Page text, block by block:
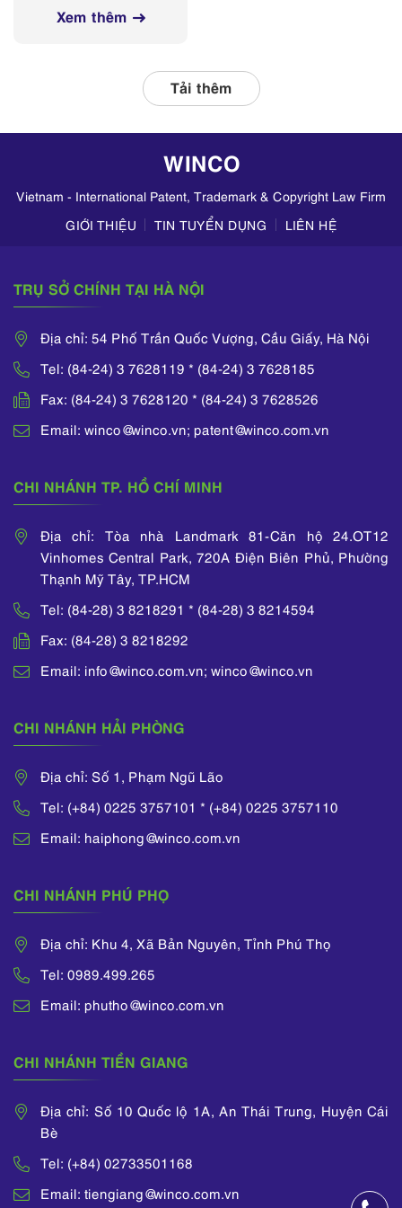
mạng xã hội
tỉnh, thành phố
liên quan, tập
trung kiểm tra
Xem thêm
Tải thêm
WINCO
Vietnam - International Patent, Trademark & Copyright Law Firm
GIỚI THIỆU
TIN TUYỂN DỤNG LIÊN HỆ
TRỤ SỞ CHÍNH TẠI HÀ NỘI
Địa chỉ: 54 Phố Trần Quốc Vượng, Cầu Giấy, Hà Nội
Tel: (84-24) 3 7628119 * (84-24) 3 7628185
Fax: (84-24) 3 7628120 * (84-24) 3 7628526
Email: winco@winco.vn; patent@winco.com.vn
CHI NHÁNH TP. HỒ CHÍ MINH
Địa chỉ: Tòa nhà Landmark 81-Căn hộ 24.OT12
Vinhomes Central Park, 720A Điện Biên Phủ, Phường
Thạnh Mỹ Tây, TP.HCM
Tel: (84-28) 3 8218291 * (84-28) 3 8214594
Fax: (84-28) 3 8218292
Email: info@winco.com.vn; winco@winco.vn
CHI NHÁNH HẢI PHÒNG
Địa chỉ: Số 1, Phạm Ngũ Lão
Tel: (+84) 0225 3757101 * (+84) 0225 3757110
Email: haiphong@winco.com.vn
CHI NHÁNH PHÚ PHỌ
Địa chỉ: Khu 4, Xã Bản Nguyên, Tỉnh Phú Thọ
Tel: 0989.499.265
Email: phutho@winco.com.vn
CHI NHÁNH TIỀN GIANG
Địa chỉ: Số 10 Quốc lộ 1A, An Thái Trung, Huyện Cái
Bè
Tel: (+84) 02733501168
Email: tiengiang@winco.com.vn